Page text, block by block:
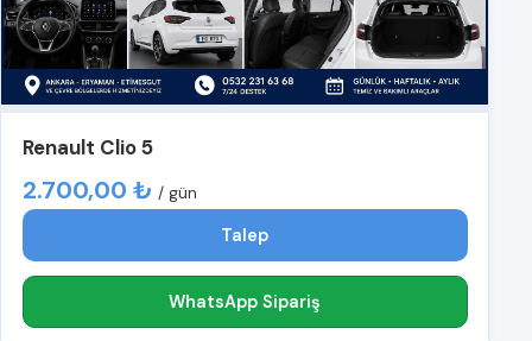
Renault Clio 5
2.700,00 ₺ / gün
Talep
WhatsApp Sipariş